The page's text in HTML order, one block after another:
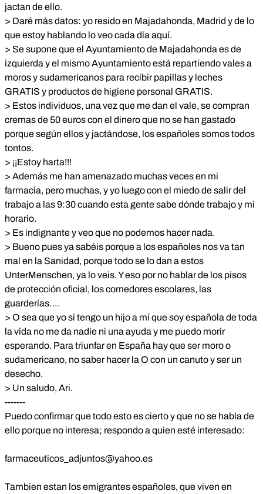
jactan de ello.
> Daré más datos: yo resido en Majadahonda, Madrid y de lo
que estoy hablando lo veo cada día aquí.
> Se supone que el Ayuntamiento de Majadahonda es de
izquierda y el mismo Ayuntamiento está repartiendo vales a
moros y sudamericanos para recibir papillas y leches
GRATIS y productos de higiene personal GRATIS.
> Estos individuos, una vez que me dan el vale, se compran
cremas de 50 euros con el dinero que no se han gastado
porque según ellos y jactándose, los españoles somos todos
tontos.
> ¡¡Estoy harta!!!
> Además me han amenazado muchas veces en mi
farmacia, pero muchas, y yo luego con el miedo de salir del
trabajo a las 9:30 cuando esta gente sabe dónde trabajo y mi
horario.
> Es indignante y veo que no podemos hacer nada.
> Bueno pues ya sabéis porque a los españoles nos va tan
mal en la Sanidad, porque todo se lo dan a estos
UnterMenschen, ya lo veis. Y eso por no hablar de los pisos
de protección oficial, los comedores escolares, las
guarderías….
> O sea que yo si tengo un hijo a mí que soy española de toda
la vida no me da nadie ni una ayuda y me puedo morir
esperando. Para triunfar en España hay que ser moro o
sudamericano, no saber hacer la O con un canuto y ser un
desecho.
> Un saludo, Ari.
-------
Puedo confirmar que todo esto es cierto y que no se habla de
ello porque no interesa; respondo a quien esté interesado:
farmaceuticos_adjuntos@yahoo.es
Tambien estan los emigrantes españoles, que viven en